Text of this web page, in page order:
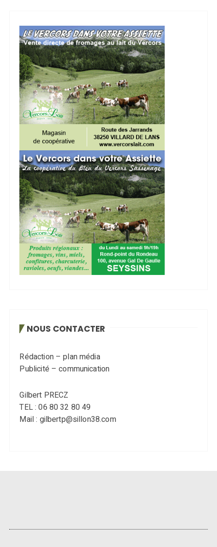
NOUS CONTACTER
Rédaction – plan média
Publicité – communication
Gilbert PRECZ
TEL : 06 80 32 80 49
Mail : gilbertp@sillon38.com